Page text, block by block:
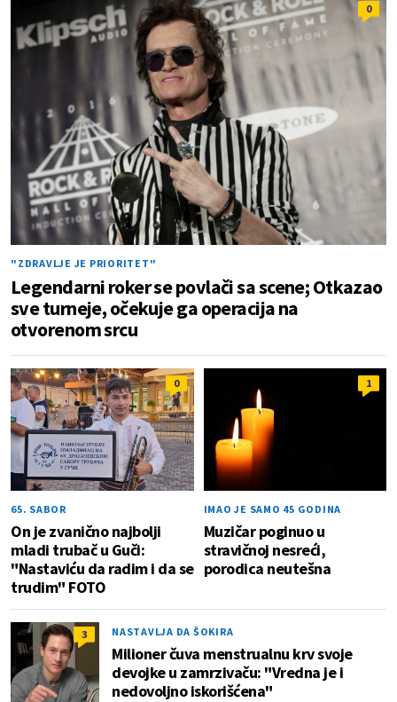
0
"ZDRAVLJE JE PRIORITET"
Legendarni roker se povlači sa scene; Otkazao
sve turneje, očekuje ga operacija na
otvorenom srcu
0
65. SABOR
On je zvanično najbolji
mladi trubač u Guči:
"Nastaviću da radim i da se
trudim" FOTO
1
IMAO JE SAMO 45 GODINA
Muzičar poginuo u
stravičnoj nesreći,
porodica neutešna
3 NASTAVLJA DA ŠOKIRA
Milioner čuva menstrualnu krv svoje
devojke u zamrzivaču: "Vredna je i
nedovoljno iskorišćena"